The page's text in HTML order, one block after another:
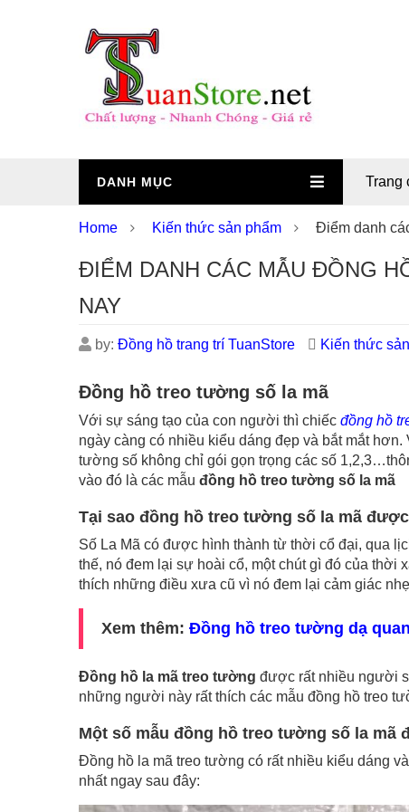
DANH MỤC Trang
Home Kiến thức sản phẩm Điểm danh
ĐIỂM DANH CÁC MẪU ĐỒNG
NAY
by: Đồng hồ trang trí TuanStore Kiến thức
Đồng hồ treo tường số la mã
Với sự sáng tạo của con người thì chiếc đồng hồ
ngày càng có nhiều kiểu dáng đẹp và bắt mắt hơn.
tường số không chỉ gói gọn trọng các số
vào đó là các mẫu đồng hồ treo tường số la mã
Tại sao đồng hồ treo tường số la mã
Số La Mã có được hình thành từ thời cổ đại, qua
thế, nó đem lại sự hoài cổ, một chút gì đó của
thích những điều xưa cũ vì nó đem lại cảm giác
Xem thêm: Đồng hồ treo tường dạ
Đồng hồ la mã treo tường được rất nhiều người
những người này rất thích các mẫu đồng hồ treo
Một số mẫu đồng hồ treo tường số la mã
Đồng hồ la mã treo tường có rất nhiều kiểu dáng
nhất ngay sau đây: